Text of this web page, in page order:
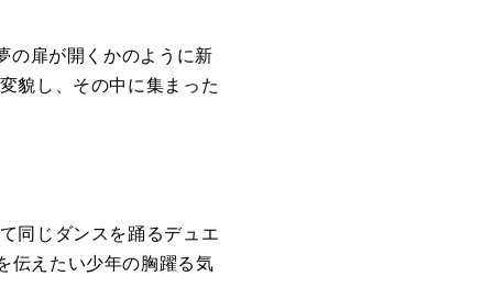
の扉が開くかのように新
貌し、 その中に集まった
同じダンス を踊るデュエ
伝えたい少年の胸躍る気